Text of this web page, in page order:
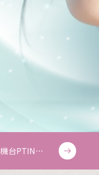
台PTING